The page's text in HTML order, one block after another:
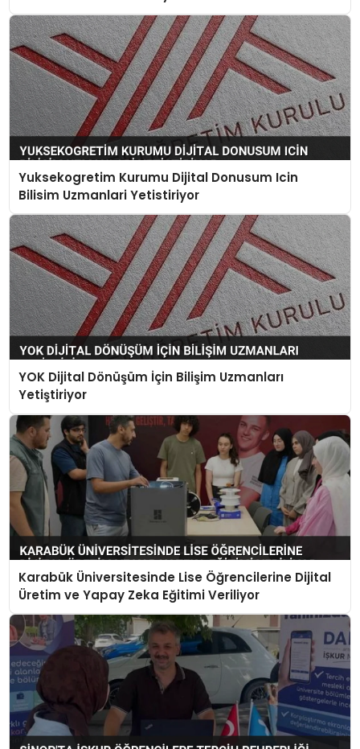
Yuksekogretim Kurumu Dijital Donusum Icin
Bilisim Uzmanlari Yetistiriyor
YOK Dijital Dönüşüm İçin Bilişim Uzmanları
Yetiştiriyor
Karabük Üniversitesinde Lise Öğrencilerine Dijital
Üretim ve Yapay Zeka Eğitimi Veriliyor